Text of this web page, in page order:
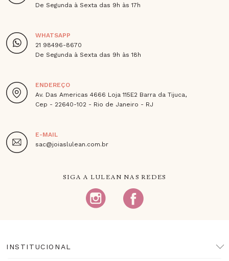
De Segunda à Sexta das 9h às 17h
WHATSAPP
21 98496-8670
De Segunda à Sexta das 9h às 18h
ENDEREÇO
Av. Das Americas 4666 Loja 115E2 Barra da Tijuca,
Cep - 22640-102 - Rio de Janeiro - RJ
E-MAIL
sac@joiaslulean.com.br
SIGA A LULEAN NAS REDES
INSTITUCIONAL